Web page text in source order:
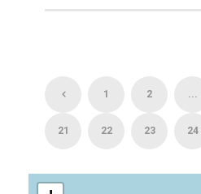
1 2 ...
21 22 23 24